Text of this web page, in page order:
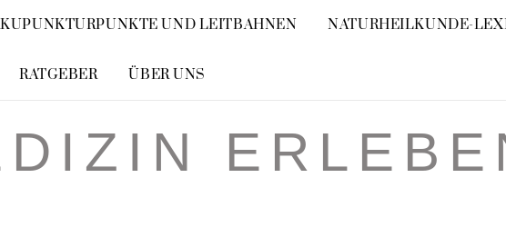
UND LEITBAHNEN NATURHEILKUNDE-
RATGEBER ÜBER UNS